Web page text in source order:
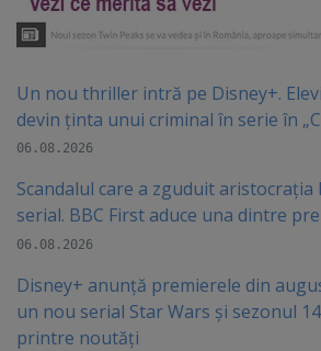
Un nou thriller intră pe Disney+.
devin ținta unui criminal în serie în
06.08.2026
Scandalul care a zguduit aristocrația
serial. BBC First aduce una dintre
06.08.2026
Disney+ anunță premierele din
un nou serial Star Wars și sezonul
printre noutăți